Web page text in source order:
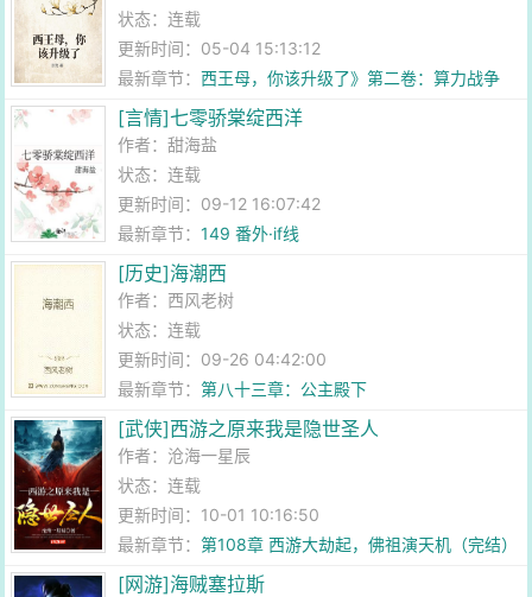
状态：连载
更新时间：05-04 15:13:12
最新章节：西王母，你该升级了》第二卷：算力战争
[言情]七零骄棠绽西洋
作者：甜海盐
状态：连载
更新时间：09-12 16:07:42
最新章节：149 番外·if线
[历史]海潮西
作者： 西风老树
状态：连载
更新时间：09-26 04:42:00
最新章节：第八十三章：公主殿下
[武侠]西游之原来我是隐世圣人
作者： 沧海一星辰
状态：连载
更新时间：10-01 10:16:50
最新章节：第108章 西游大劫起，佛祖演天机（完结）
[网游]海贼塞拉斯